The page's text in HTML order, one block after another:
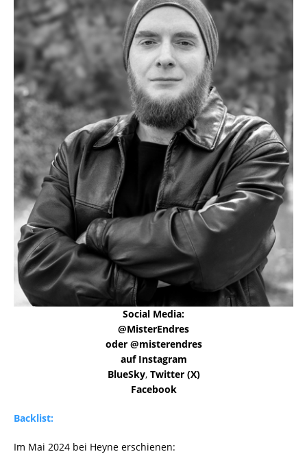
Social Media:
@MisterEndres
oder @misterendres
auf Instagram
BlueSky, Twitter (X)
Facebook
Backlist:
Im Mai 2024 bei Heyne erschienen: